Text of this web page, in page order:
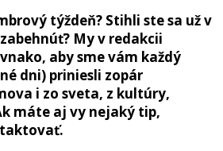
týždeň? Stihli ste sa už v
My v redakcii
aby sme vám každý
dni) priniesli zopár
i zo sveta, z kultúry,
máte aj vy nejaký tip,